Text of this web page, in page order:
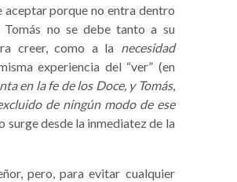
aceptar porque no entra dentro
no se debe tanto a su
creer, como a la necesidad
experiencia del “ver” (en
en la fe de los Doce, y Tomás,
de ningún modo de ese
surge desde la inmediatez de la
pero, para evitar cualquier